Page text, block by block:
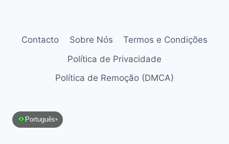
Contacto Sobre Nós
Termos e Condições
Política de Privacidade
Política de Remoção (DMCA)
Português▾